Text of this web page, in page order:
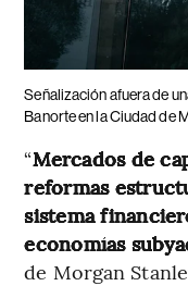
Señalización afuera de
Banorte en la Ciudad de
“Mercados de
reformas
sistema
economías
de Morgan